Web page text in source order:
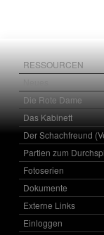
RESSOURCEN
Die Rote Dame
Das Kabinett
Der Schachfreund
Partien zum
Fotoserien
Dokumente
Externe Links
Einloggen